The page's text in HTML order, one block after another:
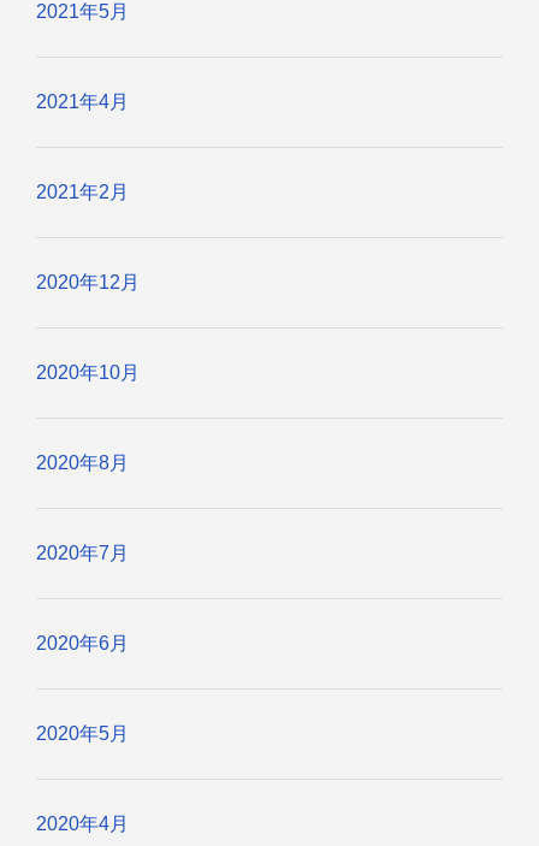
2021年5月
2021年4月
2021年2月
2020年12月
2020年10月
2020年8月
2020年7月
2020年6月
2020年5月
2020年4月